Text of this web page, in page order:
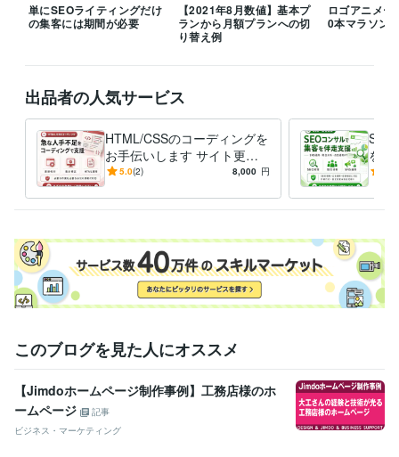
資格・検定
取得年 : 2020年
プログラミング言語・フレームワーク
ビジネス・クリエイティブツール
Wix:3年WordPress:10年
Excel:10年
Google スプレッドシート:10年
EC-CUBE:5年
Makeshop:5年Shopify:5年STORES:5年カラーミーショップ:5年
Adobe Premiere Pro:5年Adobe Illustrator:10年Canva:2年
Adobe After Effects:5年Google Search Console:10年
Google Analytics:10年
動画 YouTube CM 画像加工
集客・マーケティング相談
売上改善 集客
マーケティング
Webマーケティング
SEO対策 WEBライティング
単にSEOライティングだけ
の集客には期間が必要
【2021年8月数値】基本プ
ランから月額プランへの切
り替え例
ロゴアニメ
0本マラソン
出品者の人気サービス
HTML/CSSのコーディングを
お手伝いします サイト更新
の「急な人手不足」や「工数
5.0(2) 8,000 円
SEO
をし
析・
このブログを見た人にオススメ
【Jimdoホームページ制作事例】工務店様のホ
ームページ
記事
ビジネス・マーケティング